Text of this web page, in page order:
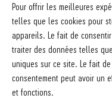
Pour offrir les meilleures
telles que les cookies pour
appareils. Le fait de
traiter des données telles
uniques sur ce site. Le fait
consentement peut avoir un
et fonctions.
Ch. des Allinges 2
1006 Lausanne
021 617 65 59
info@spv-vd.ch
FAQ
Les associations